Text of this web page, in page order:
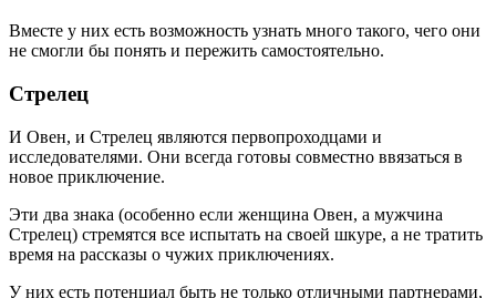
Вместе у них есть возможность узнать много такого, чего они
не смогли бы понять и пережить самостоятельно.
Стрелец
И Овен, и Стрелец являются первопроходцами и
исследователями. Они всегда готовы совместно ввязаться в
новое приключение.
Эти два знака (особенно если женщина Овен, а мужчина
Стрелец) стремятся все испытать на своей шкуре, а не тратить
время на рассказы о чужих приключениях.
У них есть потенциал быть не только отличными партнерами,